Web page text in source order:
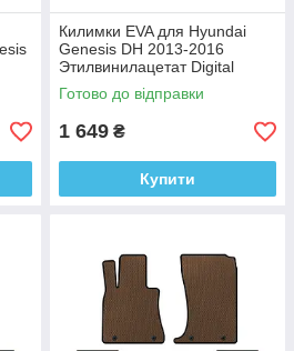
Килимки EVA для Hyundai
Genesis DH 2013-2016
Этилвинилацетат Digital
Designs
Готово до відправки
1 649 ₴
Купити